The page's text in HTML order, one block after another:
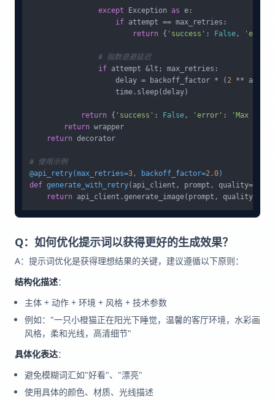
except Exception as e:
if attempt == max_retries:
return { 'success' : False , 'error'
# 指数退避延迟
if attempt &lt; max_retries:
                    delay = backoff_factor * (
2 **
                    time.sleep(delay)
return { 'success' : False , 'error' :
'Max
return wrapper
return decorator
# 使用示例
@api_retry(max_retries=3 , backoff_factor=2.0)
def generate_with_retry( api_client, prompt, quality=
return
Q：如何优化提示词以获得更好的生成效果？
A：提示词优化是获得理想结果的关键，建议遵循以下原则：
结构化描述：
主体 + 动作 + 环境 + 风格 + 技术参数
例如："一只小橙猫正在阳光下睡觉，温馨的客厅环境，水彩画
风格，柔和光线，高清细节"
具体化表达：
避免模糊词汇如"好看"、"漂亮"
使用具体的颜色、材质、光线描述